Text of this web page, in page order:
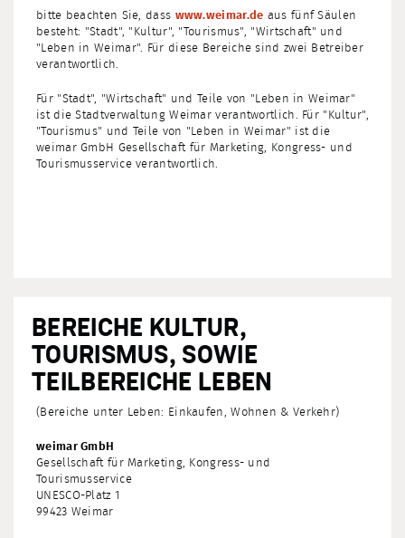
bitte beachten Sie, dass www.weimar.de aus fünf Säulen
besteht: "Stadt", "Kultur", "Tourismus", "Wirtschaft" und
"Leben in Weimar". Für diese Bereiche sind zwei Betreiber
verantwortlich.
Für "Stadt", "Wirtschaft" und Teile von "Leben in Weimar"
ist die Stadtverwaltung Weimar verantwortlich. Für "Kultur",
"Tourismus" und Teile von "Leben in Weimar" ist die
weimar GmbH Gesellschaft für Marketing, Kongress- und
Tourismusservice verantwortlich.
BEREICHE KULTUR,
TOURISMUS, SOWIE
TEILBEREICHE LEBEN
(Bereiche unter Leben: Einkaufen, Wohnen & Verkehr)
weimar GmbH
Gesellschaft für Marketing, Kongress- und
Tourismusservice
UNESCO-Platz 1
99423 Weimar